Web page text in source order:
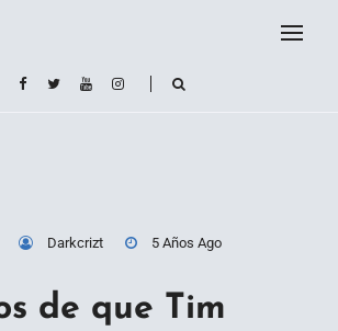
Darkcrizt 5 Años Ago
de que Tim